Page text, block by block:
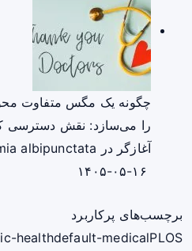
چگونه یک مگس متفاوت
را می‌سازد: نقش دسترسی
آغازگر در Clogmia albipunctata
برچسب‌های پرکاربرد
healthdefault-medicalPLOS